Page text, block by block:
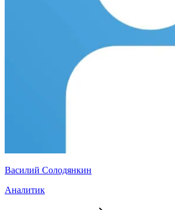
Василий Солодянкин
Аналитик